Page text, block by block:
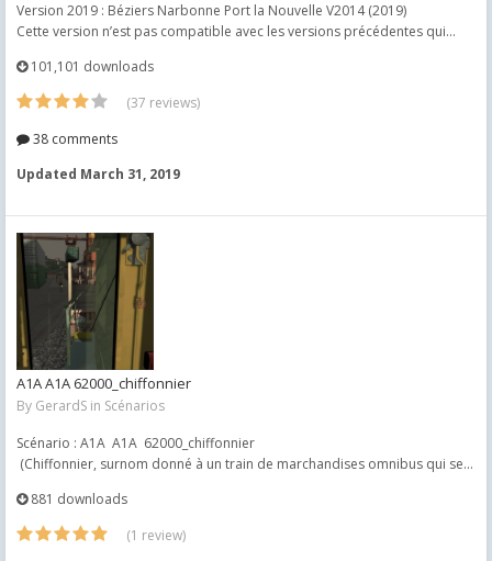
Version 2019 : Béziers Narbonne Port la Nouvelle V2014 (2019)
Cette version n’est pas compatible avec les versions précédentes qui...
101,101 downloads
(37 reviews)
38 comments
Updated March 31, 2019
A1A A1A 62000_chiffonnier
By GerardS in Scénarios
Scénario : A1A A1A 62000_chiffonnier
(Chiffonnier, surnom donné à un train de marchandises omnibus qui se...
881 downloads
(1 review)